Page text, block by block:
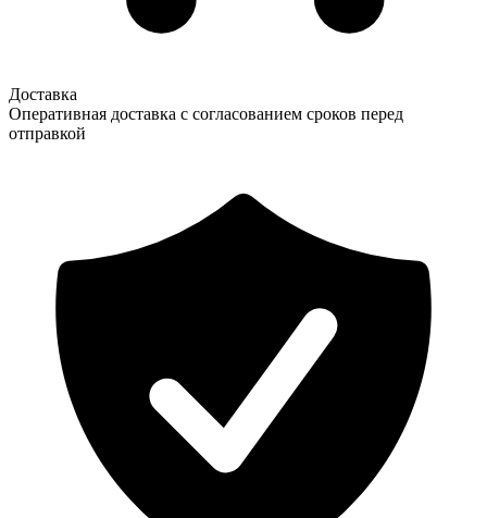
Доставка
Оперативная доставка с согласованием сроков перед
отправкой